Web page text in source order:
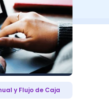
y Flujo de Caja